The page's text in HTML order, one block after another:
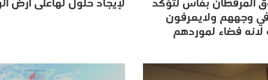
وجههم ولايعرفون
لانه فضاء لموردهم
وجههم ولايعرفون
لانه فضاء لموردهم